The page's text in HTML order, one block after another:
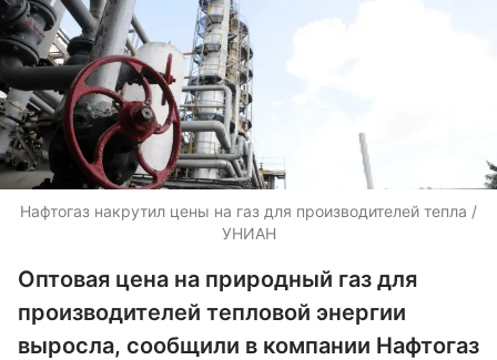
Нафтогаз накрутил цены на газ для производителей тепла /
УНИАН
Оптовая цена на природный газ для
производителей тепловой энергии
выросла, сообщили в компании Нафтогаз